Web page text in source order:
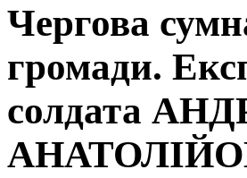
Чергова
громади.
солдата